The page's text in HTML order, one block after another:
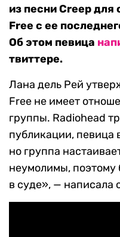
из песни Creep для
Free с ее
Об этом певица
твиттере.
Лана дель Рей
Free не имеет
группы. Radiohead
публикации, певица
но группа
неумолимы, поэтому
в суде», — написала